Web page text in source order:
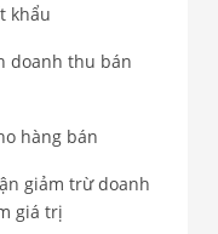
khẩu
doanh thu bán
hàng bán
giảm trừ doanh
giá trị